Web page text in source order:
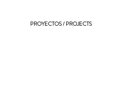
PROYECTOS / PROJECTS